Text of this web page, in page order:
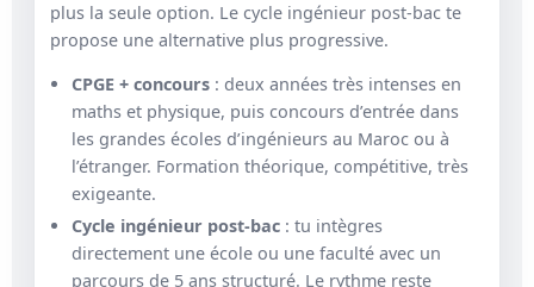
plus la seule option. Le cycle ingénieur post-bac te
propose une alternative plus progressive.
CPGE + concours : deux années très intenses en
maths et physique, puis concours d’entrée dans
les grandes écoles d’ingénieurs au Maroc ou à
l’étranger. Formation théorique, compétitive, très
exigeante.
Cycle ingénieur post-bac : tu intègres
directement une école ou une faculté avec un
parcours de 5 ans structuré. Le rythme reste